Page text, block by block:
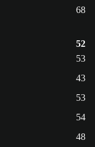
68
52
53
43
53
54
48